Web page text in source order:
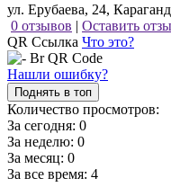
ул. Ерубаева, 24,
0 отзывов | Оставить
QR Ссылка Что это?
Нашли ошибку?
Поднять в топ
Количество просмотров:
За сегодня: 0
За неделю: 0
За месяц: 0
За все время: 4